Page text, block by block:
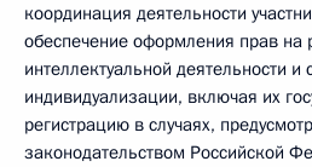
координация деятельности
обеспечение оформления прав на
интеллектуальной деятельности и
индивидуализации, включая их
регистрацию в случаях,
законодательством Российской